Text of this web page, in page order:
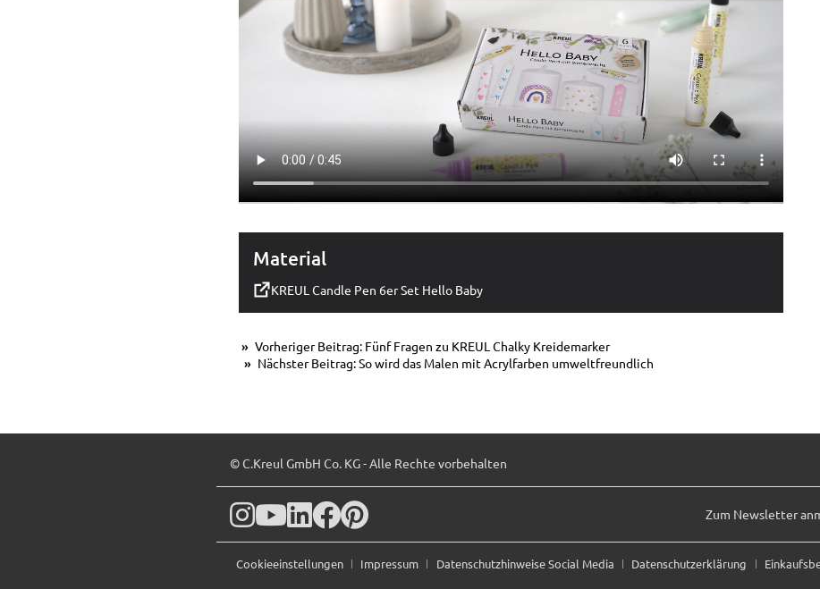
Material
KREUL Candle Pen 6er Set Hello Baby
Vorheriger Beitrag: Fünf Fragen zu KREUL Chalky Kreidemarker
Nächster Beitrag: So wird das Malen mit Acrylfarben umweltfreundlich
© C.Kreul GmbH Co. KG - Alle Rechte vorbehalten
Zum Newsletter
Cookieeinstellungen Impressum Datenschutzhinweise Social Media Datenschutzerklärung